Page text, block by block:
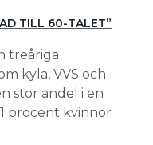
TILL 60-TALET”
treåriga
kyla, VVS och
stor andel i en
procent kvinnor